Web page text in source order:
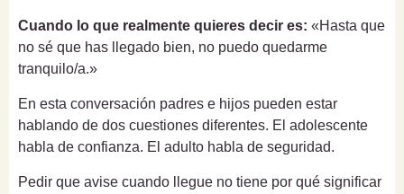
Cuando lo que realmente quieres decir es: «Hasta que
no sé que has llegado bien, no puedo quedarme
tranquilo/a.»
En esta conversación padres e hijos pueden estar
hablando de dos cuestiones diferentes. El adolescente
habla de confianza. El adulto habla de seguridad.
Pedir que avise cuando llegue no tiene por qué significar